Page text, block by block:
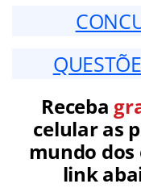
Receba
celular as
mundo dos
link